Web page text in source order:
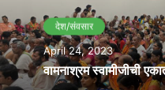
देश/संवसार
April 24, 2023
वामनाश्रम स्वामीजीची